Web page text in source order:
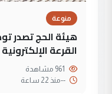
منوعة
هيئة الحج تصدر
القرعة الإلكترونية
--منذ 22 ساعة